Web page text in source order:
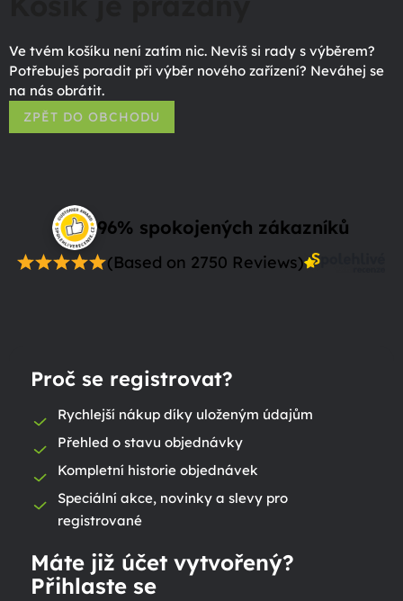
Ve tvém košíku není zatím nic. Nevíš si rady s výběrem?
Potřebuješ poradit při výběr nového zařízení? Neváhej se
na nás obrátit.
ZPĚT DO OBCHODU
96% spokojených zákazníků
(Based on 2750 Reviews)
Proč se registrovat?
Rychlejší nákup díky uloženým údajům
Přehled o stavu objednávky
Kompletní historie objednávek
Speciální akce, novinky a slevy pro
registrované
Máte již účet vytvořený?
Přihlaste se